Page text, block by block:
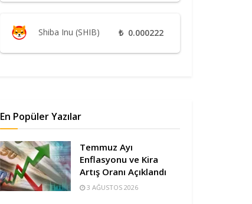
Shiba Inu (SHIB) ₺ 0.000222
En Popüler Yazılar
Temmuz Ayı
Enflasyonu ve Kira
Artış Oranı Açıklandı
3 AĞUSTOS 2026